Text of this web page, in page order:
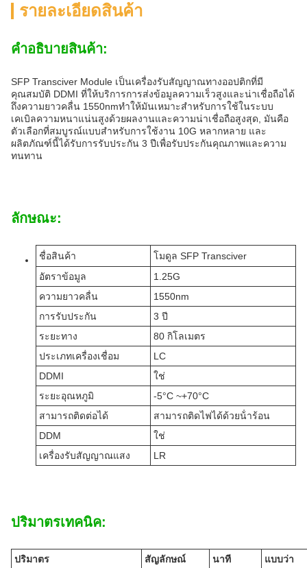
รายละเอียดสินค้า
คําอธิบายสินค้า:
SFP Transciver Module เป็นเครื่องรับสัญญาณทางออปติกที่มี
คุณสมบัติ DDMI ที่ให้บริการการส่งข้อมูลความเร็วสูงและน่าเชื่อถือได้
ถึงความยาวคลื่น 1550nmทําให้มันเหมาะสําหรับการใช้ในระบบ
เคเบิลความหนาแน่นสูงด้วยผลงานและความน่าเชื่อถือสูงสุด, มันคือ
ตัวเลือกที่สมบูรณ์แบบสําหรับการใช้งาน 10G หลากหลาย และ
ผลิตภัณฑ์นี้ได้รับการรับประกัน 3 ปีเพื่อรับประกันคุณภาพและความ
ทนทาน
ลักษณะ:
ชื่อสินค้า
โมดูล SFP Transciver
อัตราข้อมูล
1.25G
ความยาวคลื่น
1550nm
การรับประกัน
3 ปี
ระยะทาง
80 กิโลเมตร
ประเภทเครื่องเชื่อม
LC
DDMI
ใช่
ระยะอุณหภูมิ
-5°C ~+70°C
สามารถติดต่อได้
สามารถติดไฟได้ด้วยน้ําร้อน
DDM
ใช่
เครื่องรับสัญญาณแสง
LR
ปริมาตรเทคนิค:
ปริมาตร สัญลักษณ์ นาที แบบว่า